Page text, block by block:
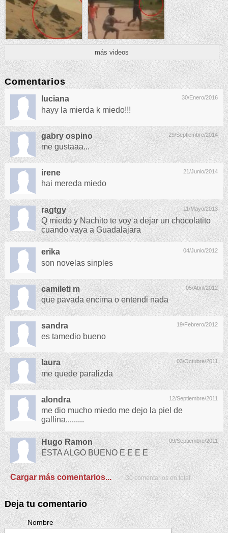
más videos
Comentarios
30/Enero/2016
luciana
hayy la mierda k miedo!!!
29/Septiembre/2014
gabry ospino
me gustaaa...
21/Junio/2014
irene
hai mereda miedo
11/Mayo/2013
ragtgy
Q miedo y Nachito te voy a dejar un chocolatito
cuando vaya a Guadalajara
04/Junio/2012
erika
son novelas sinples
05/Abril/2012
camileti m
que pavada encima o entendi nada
19/Febrero/2012
sandra
es tamedio bueno
03/Octubre/2011
laura
me quede paralizda
12/Septiembre/2011
alondra
me dio mucho miedo me dejo la piel de
gallina.........
09/Septiembre/2011
Hugo Ramon
ESTA ALGO BUENO E E E E
Cargar más comentarios... 30 comentarios en total.
Deja tu comentario
Nombre